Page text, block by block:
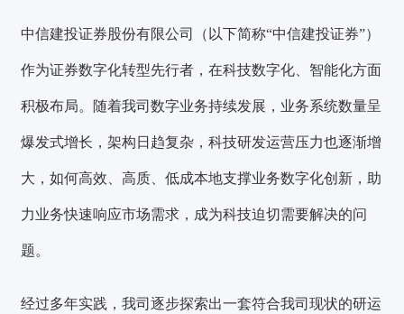
中信建投证券股份有限公司（以下简称“中信建投证券”）
作为证券数字化转型先行者，在科技数字化、智能化方面
积极布局。随着我司数字业务持续发展，业务系统数量呈
爆发式增长，架构日趋复杂，科技研发运营压力也逐渐增
大，如何高效、高质、低成本地支撑业务数字化创新，助
力业务快速响应市场需求，成为科技迫切需要解决的问
题。
经过多年实践，我司逐步探索出一套符合我司现状的研运